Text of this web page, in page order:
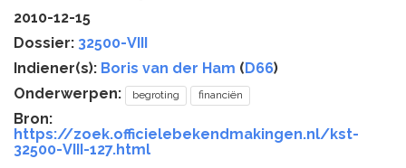
2010-12-15
Dossier: 32500-VIII
Indiener(s): Boris van der Ham (D66)
Onderwerpen:
begroting financiën
Bron:
https://zoek.officielebekendmakingen.nl/kst-
32500-VIII-127.html